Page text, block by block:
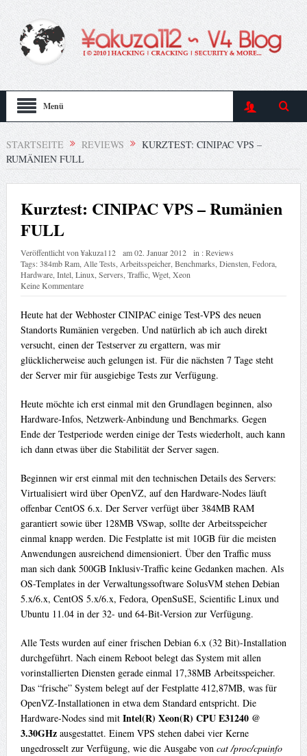
Menü
STARTSEITE REVIEWS
KURZTEST: CINIPAC VPS –
RUMÄNIEN FULL
Kurztest: CINIPAC VPS – Rumänien
FULL
Veröffentlicht von¥akuza112 am02. Januar 2012 in :Reviews
Tags:384mb Ram, Alle Tests Arbeitsspeicher, Benchmarks Diensten Fedora,
Hardware, Intel, Linux Servers Traffic, Wget, Xeon
Keine Kommentare
Heute hat der Webhoster CINIPAC einige Test-VPS des neuen
Standorts Rumänien vergeben. Und natürlich ab ich auch direkt
versucht, einen der Testserver zu ergattern, was mir
glücklicherweise auch gelungen ist. Für die nächsten 7 Tage steht
der Server mir für ausgiebige Tests zur Verfügung.
Heute möchte ich erst einmal mit den Grundlagen beginnen, also
Hardware-Infos, Netzwerk-Anbindung und Benchmarks. Gegen
Ende der Testperiode werden einige der Tests wiederholt, auch kann
ich dann etwas über die Stabilität der Server sagen.
Beginnen wir erst einmal mit den technischen Details des Servers:
Virtualisiert wird über OpenVZ, auf den Hardware-Nodes läuft
offenbar CentOS 6.x. Der Server verfügt über 384MB RAM
garantiert sowie über 128MB VSwap, sollte der Arbeitsspeicher
einmal knapp werden. Die Festplatte ist mit 10GB für die meisten
Anwendungen ausreichend dimensioniert. Über den Traffic muss
man sich dank 500GB Inklusiv-Traffic keine Gedanken machen. Als
OS-Templates in der Verwaltungssoftware SolusVM stehen Debian
5.x/6.x, CentOS 5.x/6.x, Fedora, OpenSuSE, Scientific Linux und
Ubuntu 11.04 in der 32- und 64-Bit-Version zur Verfügung.
Alle Tests wurden auf einer frischen Debian 6.x (32 Bit)-Installation
durchgeführt. Nach einem Reboot belegt das System mit allen
vorinstallierten Diensten gerade einmal 17,38MB Arbeitsspeicher.
Das “frische” System belegt auf der Festplatte 412,87MB, was für
OpenVZ-Installationen in etwa dem Standard entspricht. Die
Hardware-Nodes sind mit Intel(R) Xeon(R) CPU E31240 @
3.30GHzausgestattet. Einem VPS stehen dabei vier Kerne
ungedrosselt zur Verfügung, wie die Ausgabe von cat /proc/cpuinfo